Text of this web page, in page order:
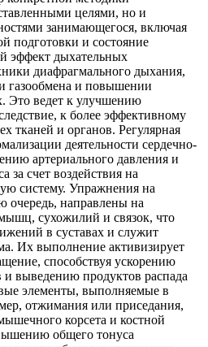
целями, но и
занимающегося, включая
подготовки и состояние
эффект дыхательных
диафрагмального дыхания,
газообмена и повышении
Это ведет к улучшению
к более эффективному
тканей и органов. Регулярная
деятельности сердечно-
артериального давления и
за счет воздействия на
систему. Упражнения на
очередь, направлены на
сухожилий и связок, что
в суставах и служит
Их выполнение активизирует
способствуя ускорению
и выведению продуктов распада
элементы, выполняемые в
отжимания или приседания,
корсета и костной
общего тонуса